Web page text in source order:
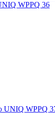
WPPQ 36